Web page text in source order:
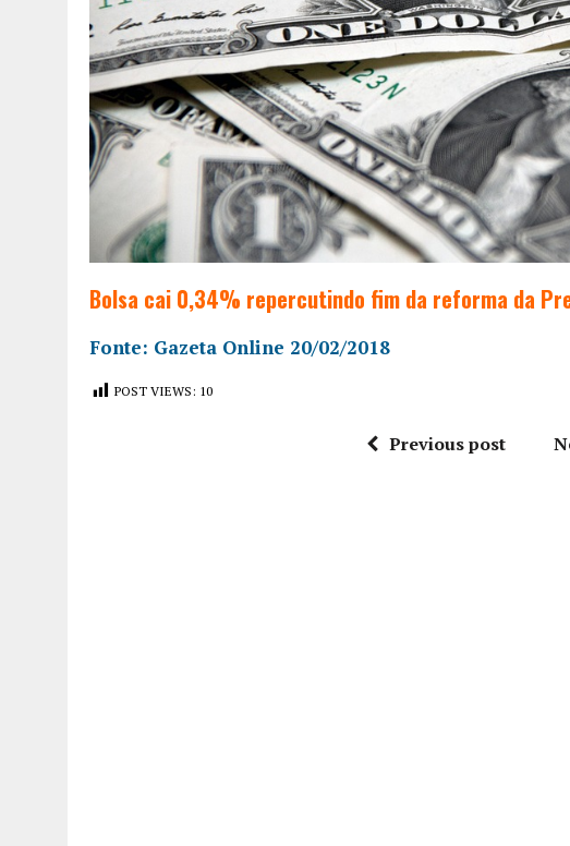
Bolsa cai 0,34% repercutindo fim da reforma da
Fonte: Gazeta Online 20/02/2018
POST VIEWS: 10
Previous post